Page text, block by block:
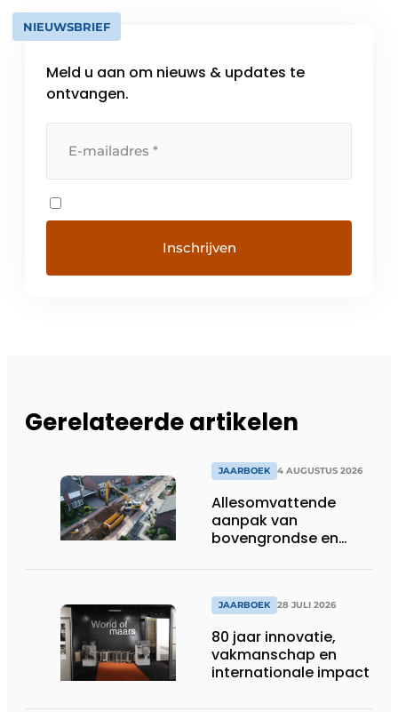
NIEUWSBRIEF
Meld u aan om nieuws & updates te
ontvangen.
Gerelateerde artikelen
JAARBOEK 4 AUGUSTUS 2026
Allesomvattende
aanpak van
bovengrondse en
JAARBOEK 28 JULI 2026
80 jaar innovatie,
vakmanschap en
internationale impact